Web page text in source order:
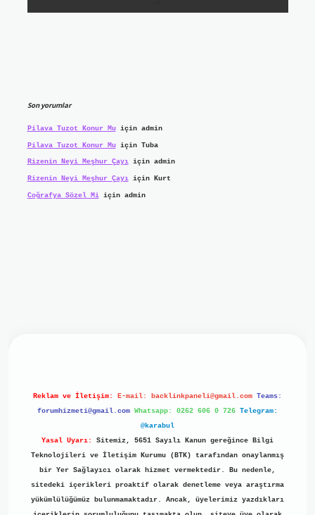
Son yorumlar
Pilava Tuzot Konur Muiçin admin
Pilava Tuzot Konur Muiçin Tuba
Rizenin Neyi Meşhur Çayıiçin admin
Rizenin Neyi Meşhur Çayıiçin Kurt
Coğrafya Sözel Miiçin admin
Reklam ve İletişim: E-mail: backlinkpaneli@gmail.com Teams:
forumhizmeti@gmail.com Whatsapp: 0262 606 0 726 Telegram:
@karabul
Yasal Uyarı:
Sitemiz, 5651 Sayılı Kanun gereğince Bilgi
Teknolojileri ve İletişim Kurumu (BTK) tarafından onaylanmış
bir Yer Sağlayıcı olarak hizmet vermektedir. Bu nedenle,
sitedeki içerikleri proaktif olarak denetleme veya araştırma
yükümlülüğümüz bulunmamaktadır. Ancak, üyelerimiz yazdıkları